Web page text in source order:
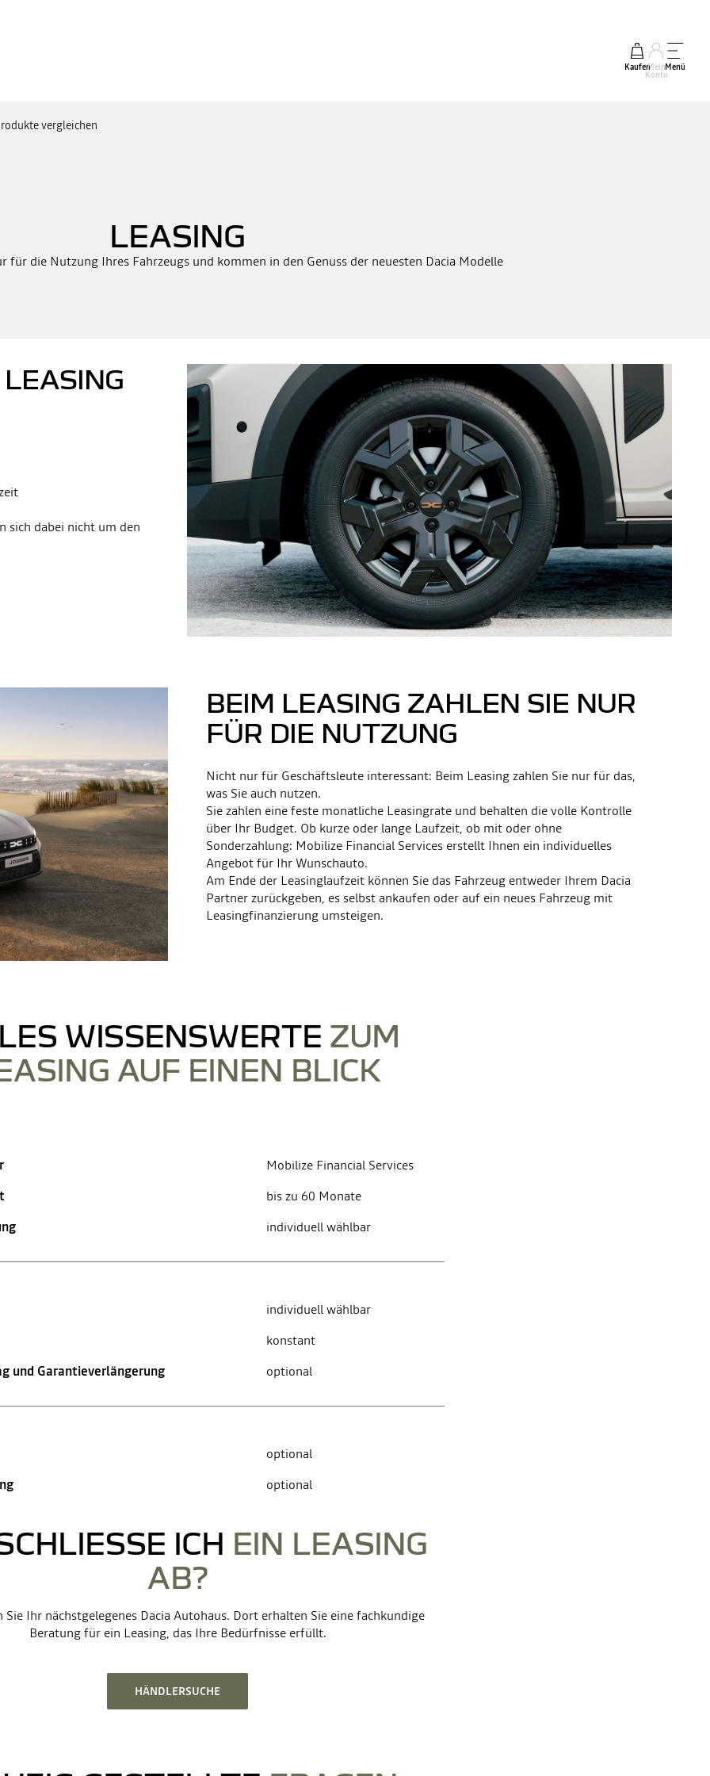
KaufenMein
Konto
Menü
vergleichen
LEASING
für die Nutzung Ihres Fahrzeugs und kommen in den Genuss der neuesten Dacia Modelle
sich dabei nicht um den
BEIM LEASING ZAHLEN SIE NUR
FÜR DIE NUTZUNG
Nicht nur für Geschäftsleute interessant: Beim Leasing zahlen Sie nur für das,
was Sie auch nutzen.
Sie zahlen eine feste monatliche Leasingrate und behalten die volle Kontrolle
über Ihr Budget. Ob kurze oder lange Laufzeit, ob mit oder ohne
Sonderzahlung: Mobilize Financial Services erstellt Ihnen ein individuelles
Angebot für Ihr Wunschauto.
Am Ende der Leasinglaufzeit können Sie das Fahrzeug entweder Ihrem Dacia
Partner zurückgeben, es selbst ankaufen oder auf ein neues Fahrzeug mit
Leasingfinanzierung umsteigen.
WISSENSWERTE ZUM
AUF EINEN BLICK
Mobilize Financial Services
bis zu 60 Monate
individuell wählbar
individuell wählbar
konstant
und Garantieverlängerung
optional
optional
optional
ICH
EIN LEASING
AB?
Ihr nächstgelegenes Dacia Autohaus. Dort erhalten Sie eine fachkundige
Beratung für ein Leasing, das Ihre Bedürfnisse erfüllt.
HÄNDLERSUCHE